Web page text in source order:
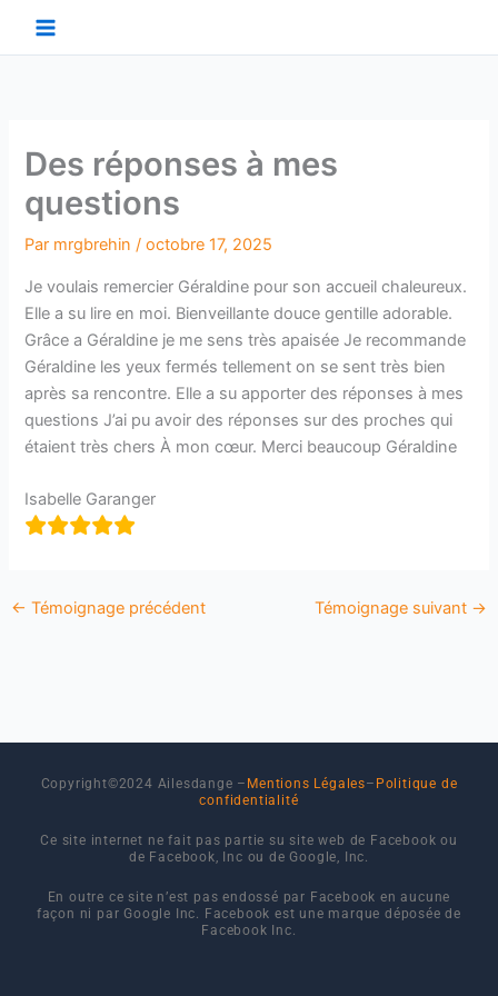
Des réponses à mes
questions
Par mrgbrehin/octobre 17, 2025
Je voulais remercier Géraldine pour son accueil chaleureux.
Elle a su lire en moi. Bienveillante douce gentille adorable.
Grâce a Géraldine je me sens très apaisée Je recommande
Géraldine les yeux fermés tellement on se sent très bien
après sa rencontre. Elle a su apporter des réponses à mes
questions J’ai pu avoir des réponses sur des proches qui
étaient très chers À mon cœur. Merci beaucoup Géraldine
Isabelle Garanger
← Témoignage précédent Témoignage suivant →
Copyright©2024 Ailesdange – Mentions Légales– Politique de
confidentialité
Ce site internet ne fait pas partie su site web de Facebook ou
de Facebook, Inc ou de Google, Inc.
En outre ce site n’est pas endossé par Facebook en aucune
façon ni par Google Inc. Facebook est une marque déposée de
Facebook Inc.